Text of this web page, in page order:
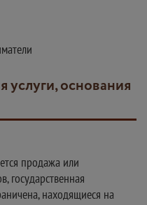
продажа или
государственная
находящиеся на